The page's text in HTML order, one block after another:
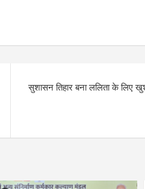
सुशासन तिहार बना ललिता के लिए